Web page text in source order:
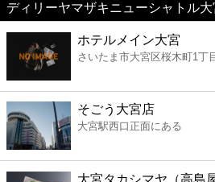
美容
コンビニ
薬局
スーパー
ディリーヤマザキニューシャトル
ホテルメイン大宮
さいたま市大宮区桜木町1丁
そごう大宮店
大宮駅西口正面にある
大宮タカシマヤ（高島